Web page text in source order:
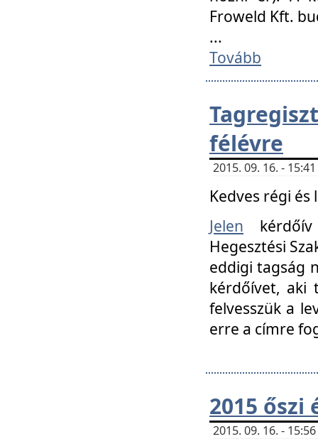
Froweld Kft.
...
Tovább
félévre
2015. 09. 16. -
Kedves régi
Jelen
Hegesztési
eddigi tagság
kérdőívet, aki
felvesszük a
erre a címre
2015 őszi
2015. 09. 16. -